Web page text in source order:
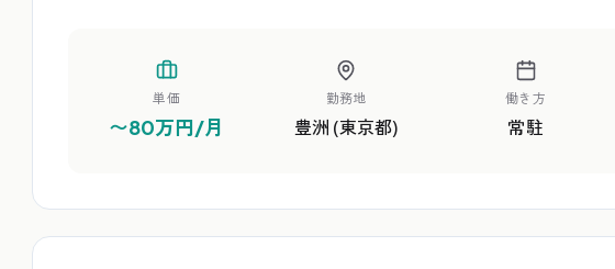
単価
〜80万円/月
勤務地
豊洲 (東京都)
働き方
常駐